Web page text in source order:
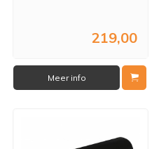
219,00
Meer info